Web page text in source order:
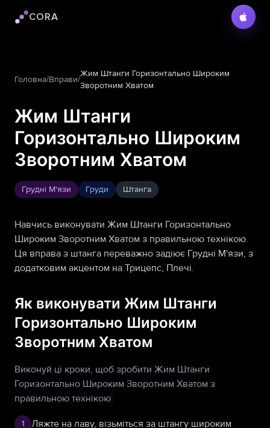
Логотип Cora
CORA
Головна/Вправи/
Жим Штанги Горизонтально Широким
Зворотним Хватом
Жим Штанги
Горизонтально Широким
Зворотним Хватом
Грудні М'язи Груди Штанга
Навчись виконувати Жим Штанги Горизонтально
Широким Зворотним Хватом з правильною технікою.
Ця вправа з штанга переважно задіює Грудні М'язи, з
додатковим акцентом на Трицепс, Плечі.
Як виконувати Жим Штанги
Горизонтально Широким
Зворотним Хватом
Виконуй ці кроки, щоб зробити Жим Штанги
Горизонтально Широким Зворотним Хватом з
правильною технікою:
1
Ляжте на лаву, візьміться за штангу широким